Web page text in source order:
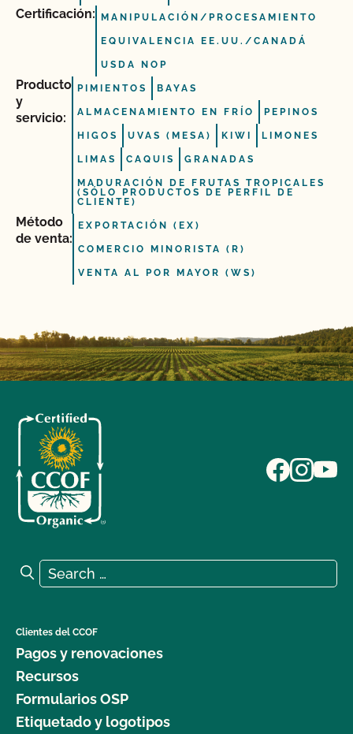
Certificación: MANIPULACIÓN/PROCESAMIENTO
EQUIVALENCIA EE.UU./CANADÁ
USDA NOP
Producto
y
servicio:
PIMIENTOS BAYAS
ALMACENAMIENTO EN FRÍO PEPINOS
HIGOS UVAS (MESA) KIWI LIMONES
LIMAS CAQUIS GRANADAS
MADURACIÓN DE FRUTAS TROPICALES
(SÓLO PRODUCTOS DE PERFIL DE
CLIENTE)
Método
de venta:
EXPORTACIÓN (EX)
COMERCIO MINORISTA (R)
VENTA AL POR MAYOR (WS)
Search for:
Search
Clientes del CCOF
Pagos y renovaciones
Recursos
Formularios OSP
Etiquetado y logotipos